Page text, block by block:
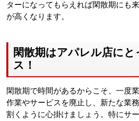
ターになってもらえれば閑散期にも
が高くなります。
閑散期はアパレル店に
ス！
閑散期で時間があるからこそ、一度
作業やサービスを廃止し、新たな業
割くように心掛けましょう。特にサ